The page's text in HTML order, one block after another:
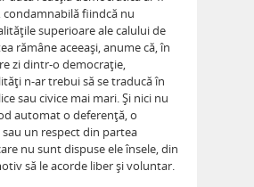
condamnabilă fiindcă nu
superioare ale calului de
rămâne aceeaşi, anume că, în
zi dintr-o democraţie,
n-ar trebui să se traducă în
sau civice mai mari. Şi nici nu
automat o deferenţă, o
un respect din partea
nu sunt dispuse ele însele, din
să le acorde liber şi voluntar.